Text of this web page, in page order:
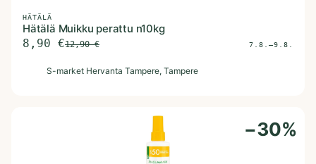
HÄTÄLÄ
Hätälä Muikku perattu n10kg
8,90 €12,90€ 7.8.–9.8.
S-market Hervanta Tampere, Tampere
−30%